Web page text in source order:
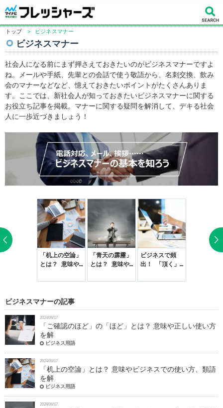
トップ > ビジネスマナー
ビジネスマナー
社会人になる前にまず押さえておきたいのがビジネスマナーですよ
ね。メールや手紙、先輩との会話で使う敬語から、名刺交換、飲み
会のマナーなどなど、憶えておきたいポイントがたくさんありま
す。ここでは、新社会人が知っておきたいビジネスマナーに関する
お役立ち記事を掲載。マナーに関する疑問を解消して、デキる社会
人に一歩近づきましょう！
「机上の空論」
とは？ 意味や
い方、類語を解
「青天の霹靂」
とは？ 意味や
い方、類語を解
ビジネスで頻
出！ 「頂く」
の正しい使い分
ビジネスマナーの記事
2024/06/17
「ご確認のほど」の「ほど」とは？ 意味や正しい使い方
を解
ビジネス用語
2024/06/17
「机上の空論」とは？ 意味やビジネスでの使い方、類語
を解
ビジネス用語
2024/06/17